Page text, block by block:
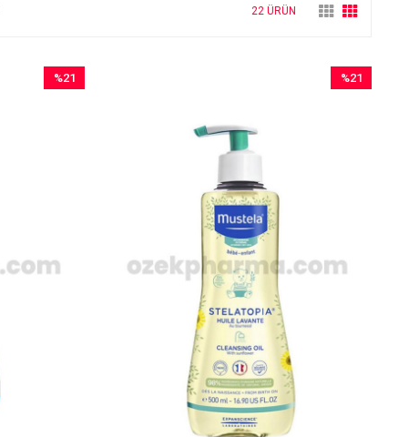
22 ÜRÜN
%21
%21